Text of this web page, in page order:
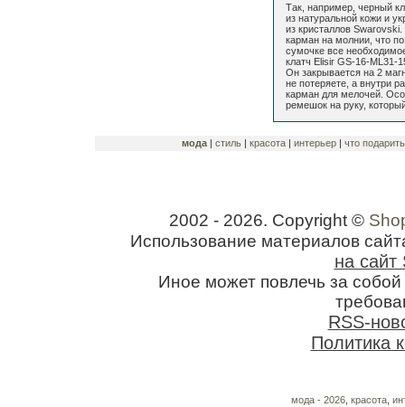
Так, например, черный
из натуральной кожи и
из кристаллов
карман на молнии, что
сумочке все
клатч Elisir GS-16-ML31-
Он закрывается на 2
не потеряете, а внутри
карман для мелочей.
ремешок на руку,
мода| стиль| красота| интерьер| что подарить
2002 - 2026. Copyright ©
Использование материалов
на сайт
Иное может повлечь за
RSS-
Политика
мода - 2026, красота,